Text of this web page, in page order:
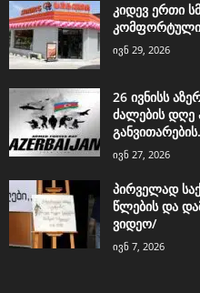
კიდევ ერთი
კომფორტული
ივნ 29, 2026
26 ივნისს
ძალების დღე
ივნ 27, 2026
პირველად
წლების და
ვიდეო/
ივნ 7, 2026